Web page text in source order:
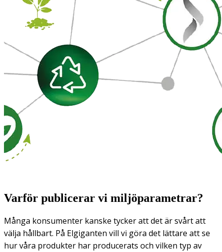
Varför publicerar vi miljöparametrar?
Många konsumenter kanske tycker att det är svårt att
välja hållbart. På Elgiganten vill vi göra det lättare att se
hur våra produkter har producerats och vilken typ av